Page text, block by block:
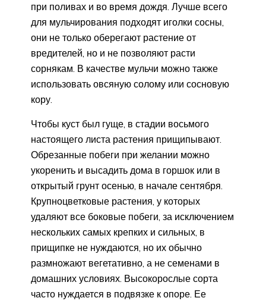
при поливах и во время дождя. Лучше всего
для мульчирования подходят иголки сосны,
они не только оберегают растение от
вредителей, но и не позволяют расти
сорнякам. В качестве мульчи можно также
использовать овсяную солому или сосновую
кору.
Чтобы куст был гуще, в стадии восьмого
настоящего листа растения прищипывают.
Обрезанные побеги при желании можно
укоренить и высадить дома в горшок или в
открытый грунт осенью, в начале сентября.
Крупноцветковые растения, у которых
удаляют все боковые побеги, за исключением
нескольких самых крепких и сильных, в
прищипке не нуждаются, но их обычно
размножают вегетативно, а не семенами в
домашних условиях. Высокорослые сорта
часто нуждается в подвязке к опоре. Ее